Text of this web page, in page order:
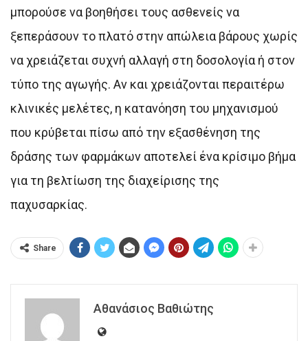
μπορούσε να βοηθήσει τους ασθενείς να
ξεπεράσουν το πλατό στην απώλεια βάρους χωρίς
να χρειάζεται συχνή αλλαγή στη δοσολογία ή στον
τύπο της αγωγής. Αν και χρειάζονται περαιτέρω
κλινικές μελέτες, η κατανόηση του μηχανισμού
που κρύβεται πίσω από την εξασθένηση της
δράσης των φαρμάκων αποτελεί ένα κρίσιμο βήμα
για τη βελτίωση της διαχείρισης της
παχυσαρκίας.
Share
Αθανάσιος Βαθιώτης